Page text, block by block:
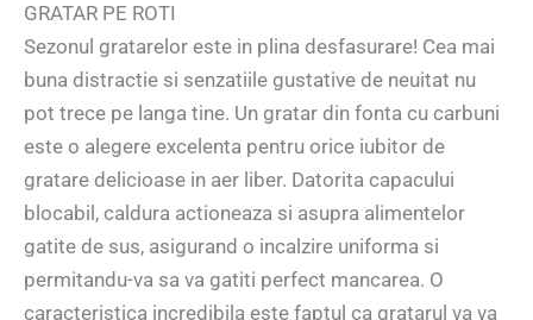
GRATAR PE ROTI
Sezonul gratarelor este in plina desfasurare! Cea mai
buna distractie si senzatiile gustative de neuitat nu
pot trece pe langa tine. Un gratar din fonta cu carbuni
este o alegere excelenta pentru orice iubitor de
gratare delicioase in aer liber. Datorita capacului
blocabil, caldura actioneaza si asupra alimentelor
gatite de sus, asigurand o incalzire uniforma si
permitandu-va sa va gatiti perfect mancarea. O
caracteristica incredibila este faptul ca gratarul va va